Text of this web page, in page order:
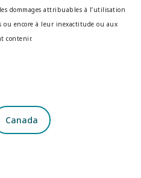
dommages attribuables à l’utilisation
ou encore à leur inexactitude ou aux
contenir.
Canada